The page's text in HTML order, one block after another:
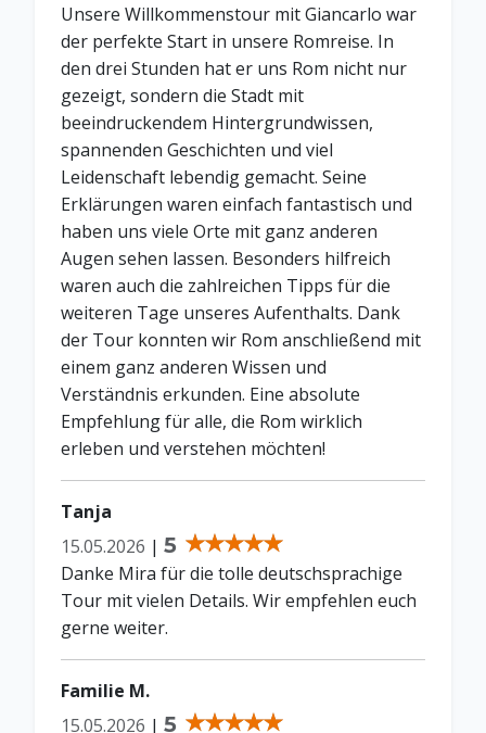
Unsere Willkommenstour mit Giancarlo war
der perfekte Start in unsere Romreise. In
den drei Stunden hat er uns Rom nicht nur
gezeigt, sondern die Stadt mit
beeindruckendem Hintergrundwissen,
spannenden Geschichten und viel
Leidenschaft lebendig gemacht. Seine
Erklärungen waren einfach fantastisch und
haben uns viele Orte mit ganz anderen
Augen sehen lassen. Besonders hilfreich
waren auch die zahlreichen Tipps für die
weiteren Tage unseres Aufenthalts. Dank
der Tour konnten wir Rom anschließend mit
einem ganz anderen Wissen und
Verständnis erkunden. Eine absolute
Empfehlung für alle, die Rom wirklich
erleben und verstehen möchten!
Tanja
15.05.2026 | 5
Danke Mira für die tolle deutschsprachige
Tour mit vielen Details. Wir empfehlen euch
gerne weiter.
Familie M.
15.05.2026 | 5